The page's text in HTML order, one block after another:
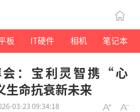
板 IT硬件 相机 笔记本
会：宝利灵智携“心
命抗衰新未来
03-23 09:34:18